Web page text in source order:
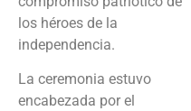
los héroes de la
independencia.
La ceremonia estuvo
encabezada por el